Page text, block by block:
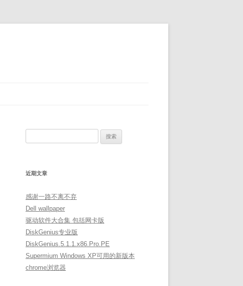
近期文章
感谢一路不离不弃
Dell wallpaper
驱动软件大合集 包括网卡版
DiskGenius专业版
DiskGenius.5.1.1.x86.Pro.PE
Supermium Windows XP可用的新版本
chrome浏览器